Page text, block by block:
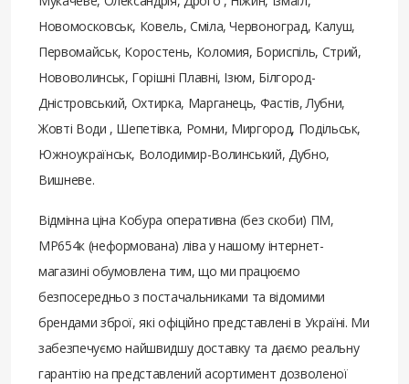
Новомосковськ, Ковель, Сміла, Червоноград, Калуш,
Первомайськ, Коростень, Коломия, Бориспіль, Стрий,
Нововолинськ, Горішні Плавні, Ізюм, Білгород-
Дністровський, Охтирка, Марганець, Фастів, Лубни,
Жовті Води , Шепетівка, Ромни, Миргород, Подільськ,
Южноукраїнськ, Володимир-Волинський, Дубно,
Вишневе.
Відмінна ціна Кобура оперативна (без скоби) ПМ,
МР654к (неформована) ліва у нашому інтернет-
магазині обумовлена ​​тим, що ми працюємо
безпосередньо з постачальниками та відомими
брендами зброї, які офіційно представлені в Україні. Ми
забезпечуємо найшвидшу доставку та даємо реальну
гарантію на представлений асортимент дозволеної